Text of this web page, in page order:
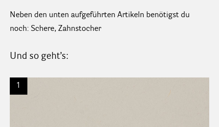
Neben den unten aufgeführten Artikeln benötigst du
noch: Schere, Zahnstocher
Und so geht’s:
1